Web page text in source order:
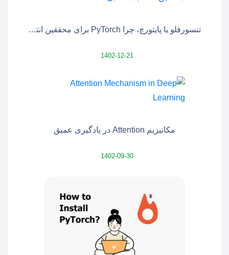
تنسورفلو یا پایتورچ، چرا PyTorch برای محققین انتخاب مناسبی است؟
1402-12-21
مکانیزیم Attention در یادگیری عمیق
1402-09-30